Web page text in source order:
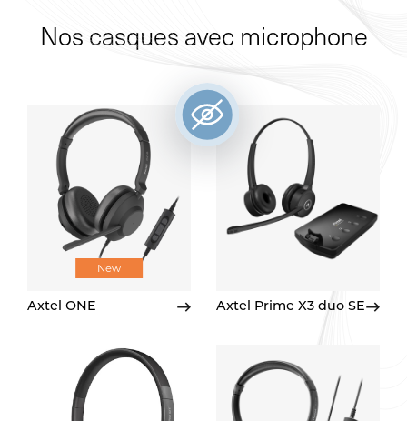
Nos casques avec microphone
New
Axtel ONE Axtel Prime X3 duo SE